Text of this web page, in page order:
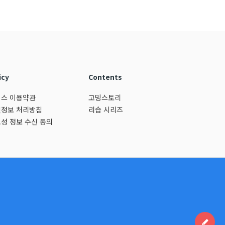
이용약관
보 처리방침
정보 수신 동의
Contents
고밍스토리
리습 시리즈